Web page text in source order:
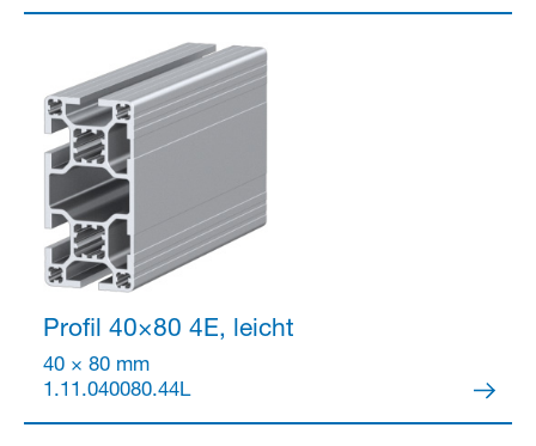
Profil 40×80 4E, leicht
40 × 80 mm
1.11.040080.44L